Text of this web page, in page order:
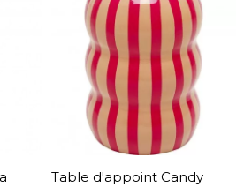
Table d'appoint Candy